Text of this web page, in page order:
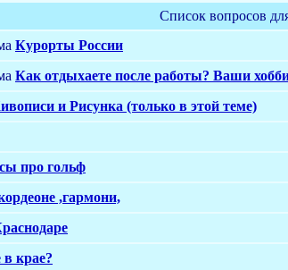
Список вопросов
Курорты России
Как отдыхаете после работы? Ваши
и Рисунка (только в этой теме)
про гольф
,гармони,
в крае?